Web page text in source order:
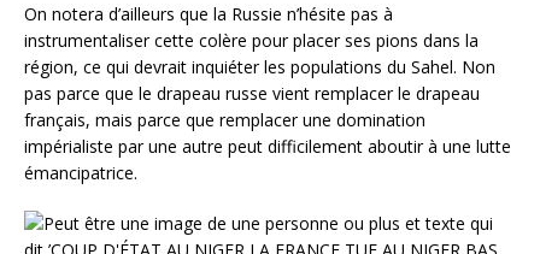
On notera d’ailleurs que la Russie n’hésite pas à
instrumentaliser cette colère pour placer ses pions dans la
région, ce qui devrait inquiéter les populations du Sahel. Non
pas parce que le drapeau russe vient remplacer le drapeau
français, mais parce que remplacer une domination
impérialiste par une autre peut difficilement aboutir à une lutte
émancipatrice.